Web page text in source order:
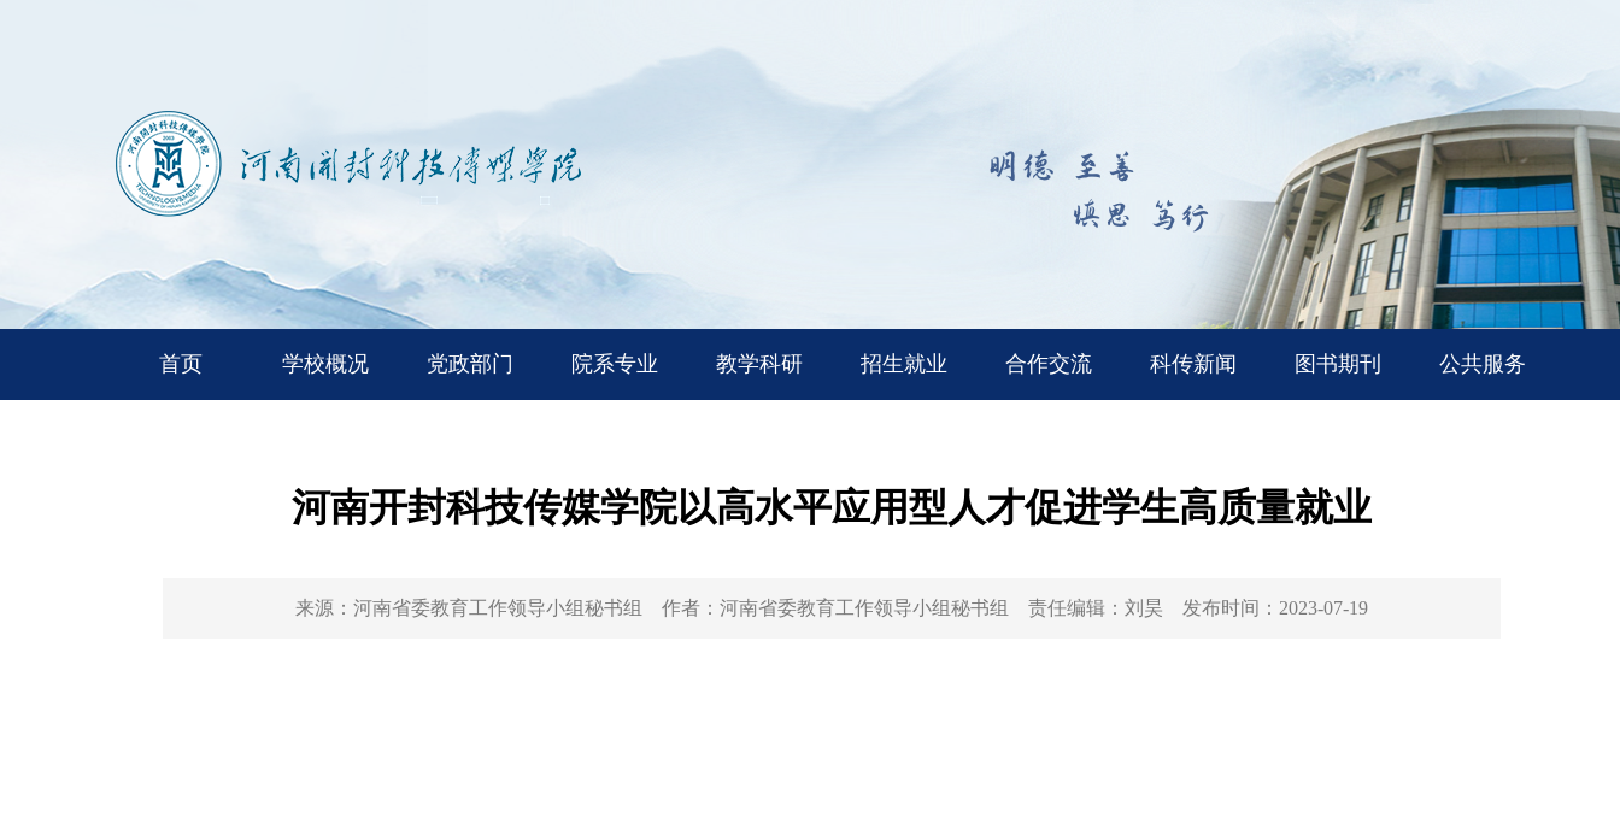
首页 学校概况 党政部门 院系专业 教学科研 招生就业 合作交流 科传新闻 图书期刊 公共服务
河南开封科技传媒学院以高水平应用型人才促进学生高质量就业
来源： 河南省委教育工作领导小组秘书组 作者： 河南省委教育工作领导小组秘书组 责任编辑： 刘昊 发布时间： 2023-07-19